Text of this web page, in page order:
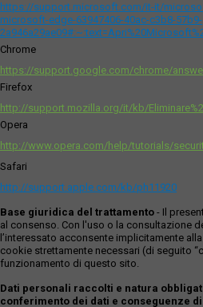
https://support.microsoft.com/it-it/
microsoft-edge-63947406-40ac-c3b8-57b9-
Chrome
https://support.google.com/chrome/
Firefox
http://support.mozilla.org/it/kb/
Opera
http://www.opera.com/help/tutorials/
Safari
http://support.apple.com/kb/ph11920
Base giuridica del trattamento - Il
al consenso. Con l'uso o la consultazione
l’interessato acconsente implicitamente
cookie strettamente necessari (di seguito
funzionamento di questo sito.
Dati personali raccolti e natura
conferimento dei dati e conseguenze